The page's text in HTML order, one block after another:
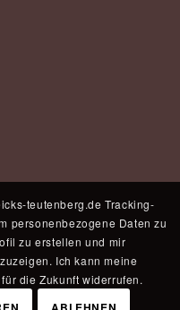
teutenberg.de Tracking-
personenbezogene Daten zu
zu erstellen und mir
Ich kann meine
die Zukunft widerrufen.